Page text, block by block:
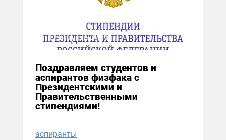
12 августа 2021
Поздравляем студентов и
аспирантов физфака с
Президентскими и
Правительственными
стипендиями!
аспиранты